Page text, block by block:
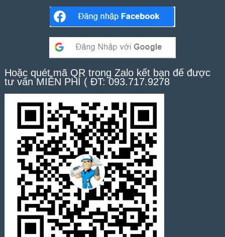
Hoặc quét mã QR trong Zalo kết bạn để được
tư vấn MIỄN PHÍ ( ĐT: 093.717.9278